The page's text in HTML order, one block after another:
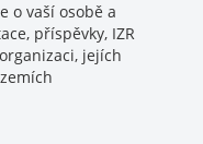
o vaší osobě a
příspěvky, IZR
jejích